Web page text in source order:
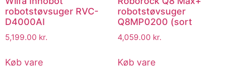
robotstøvsuger RVC-
D4000AI
5,199.00 kr.
Køb vare
robotstøvsuger
Q8MP0200 (sort
4,059.00 kr.
Køb vare